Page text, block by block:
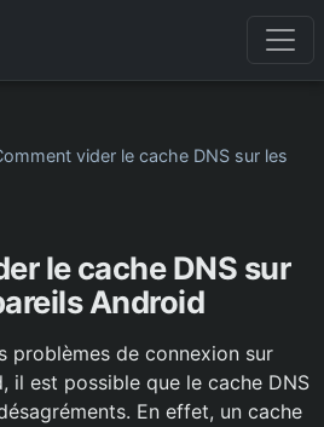
vider le cache DNS sur les
le cache DNS sur
Android
problèmes de connexion sur
il est possible que le cache DNS
En effet, un cache